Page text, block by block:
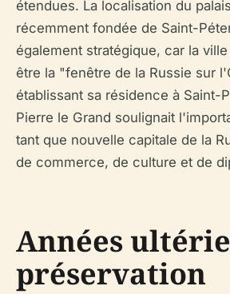
étendues. La localisation du
récemment fondée de Saint-
également stratégique, car la
être la "fenêtre de la Russie sur
établissant sa résidence à Saint-
Pierre le Grand soulignait
tant que nouvelle capitale de la
de commerce, de culture et de
Années
préservation